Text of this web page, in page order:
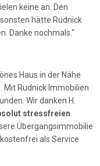
keine an. Den
hätte Rudnick
Danke nochmals.“
Haus in der Nähe
Mit Rudnick Immobilien
Wir danken H.
stressfreien
Übergangsimmobilie
als Service